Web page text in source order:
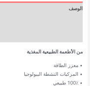
الوصف
من الأطعمة الطبيعية المغذية
• معزز الطاقة
• المركبات النشطة البيولوجيا
• 100٪ طبيعي